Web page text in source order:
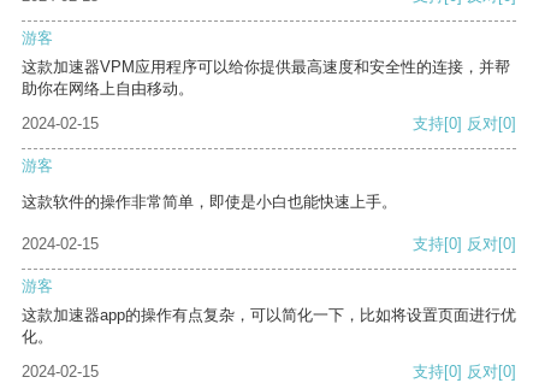
游客
这款加速器VPM应用程序可以给你提供最高速度和安全性的连接，并帮
助你在网络上自由移动。
2024-02-15
支持[0] 反对[0]
游客
这款软件的操作非常简单，即使是小白也能快速上手。
2024-02-15 支持[0] 反对[0]
游客
这款加速器app的操作有点复杂，可以简化一下，比如将设置页面进行优
化。
2024-02-15
支持[0] 反对[0]